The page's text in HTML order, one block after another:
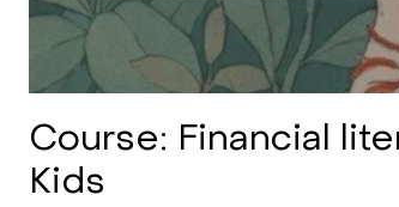
Course: Financial
Kids